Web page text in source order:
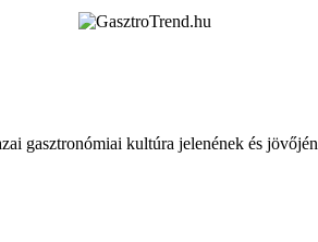
gasztronómiai kultúra jelenének és